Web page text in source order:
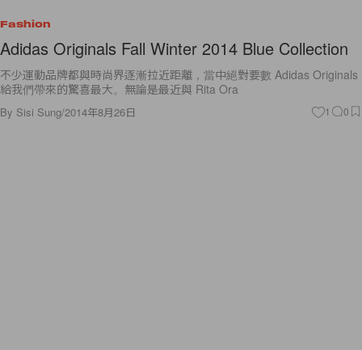
Fashion
Adidas Originals Fall Winter 2014 Blue Collection
不少運動品牌都與時尚界逐漸拉近距離，當中絕對要數 Adidas Originals
給我們帶來的驚喜最大。無論是最近與 Rita Ora
By Sisi Sung/2014年8月26日 1 0